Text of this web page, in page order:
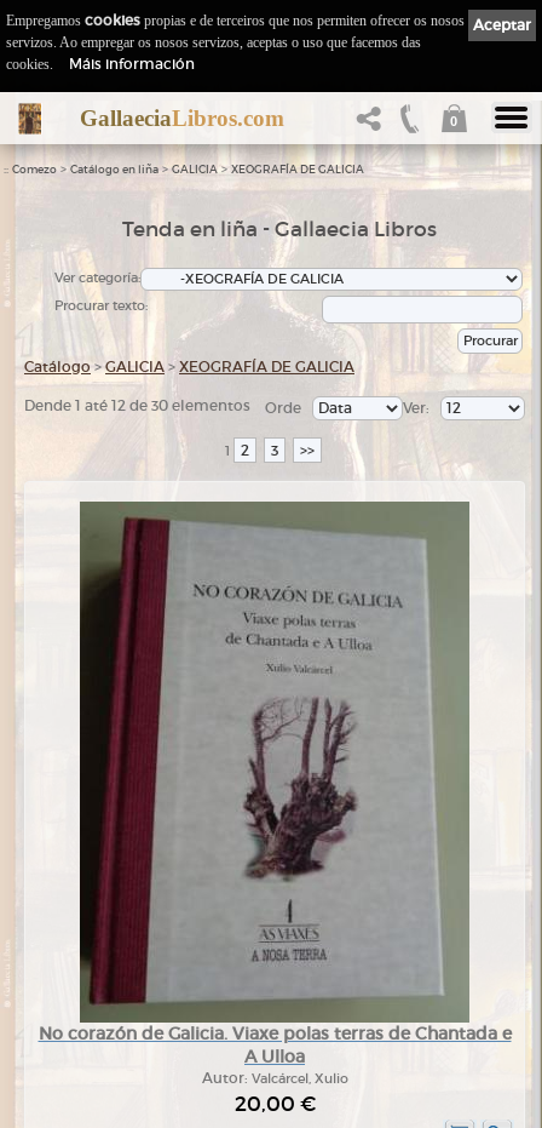
GallaeciaLibros.com 0
:: Comezo > Catálogo en liña > GALICIA> XEOGRAFÍA DE GALICIA
Tenda en liña - Gallaecia Libros
Ver categoría:
Procurar texto:
Catálogo >GALICIA > XEOGRAFÍA DE GALICIA
Dende 1 até 12 de 30 elementos Ver:
Orde
1 2 3 >>
No corazón de Galicia. Viaxe polas terras de Chantada e
A Ulloa
Autor: Valcárcel, Xulio
20,00 €
Aceptar
Empregamos cookies propias e de terceiros que nos permiten ofrecer os nosos
servizos. Ao empregar os nosos servizos, aceptas o uso que facemos das
cookies.
Máis información